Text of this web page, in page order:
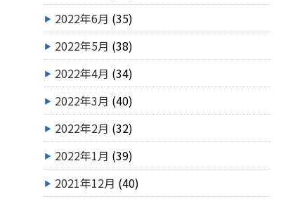
2022年6月 (35)
2022年5月 (38)
2022年4月 (34)
2022年3月 (40)
2022年2月 (32)
2022年1月 (39)
2021年12月 (40)